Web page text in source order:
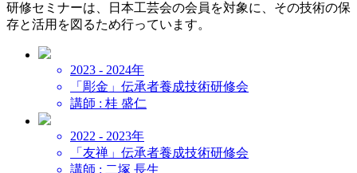
研修セミナーは、日本工芸会の会員を対象に、その技術の保
存と活用を図るため行っています。
2023 - 2024年
「彫金」伝承者養成技術研修会
講師 : 桂 盛仁
2022 - 2023年
「友禅」伝承者養成技術研修会
講師 : 二塚 長生